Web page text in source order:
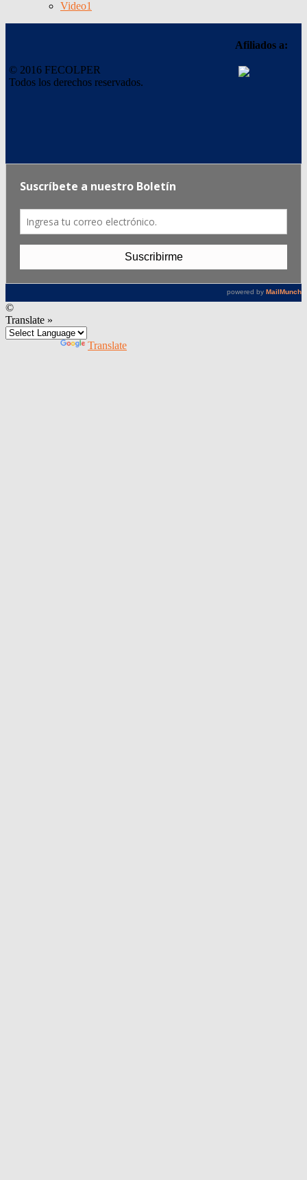
Video1
© 2016 FECOLPER
Todos los derechos reservados.
Afiliados a:
©
Translate »
Translate